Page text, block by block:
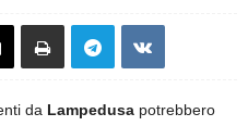
da Lampedusa potrebbero